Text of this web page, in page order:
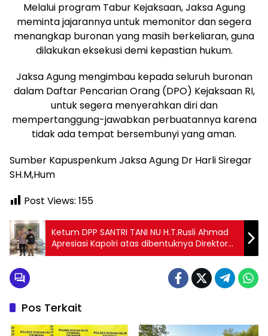
Melalui program Tabur Kejaksaan, Jaksa Agung
meminta jajarannya untuk memonitor dan segera
menangkap buronan yang masih berkeliaran, guna
dilakukan eksekusi demi kepastian hukum.
Jaksa Agung mengimbau kepada seluruh buronan
dalam Daftar Pencarian Orang (DPO) Kejaksaan RI,
untuk segera menyerahkan diri dan
mempertanggung-jawabkan perbuatannya karena
tidak ada tempat bersembunyi yang aman.
Sumber Kapuspenkum Jaksa Agung Dr Harli Siregar
SH.M,Hum
Post Views: 155
Ketum DPP SANTRI TANI NU H.T.Rusli Ahmad
Apresiasi Kapolri atas dibentuknya Direktorat
PPA-PPO dan Direktorat Siber
Pos Terkait